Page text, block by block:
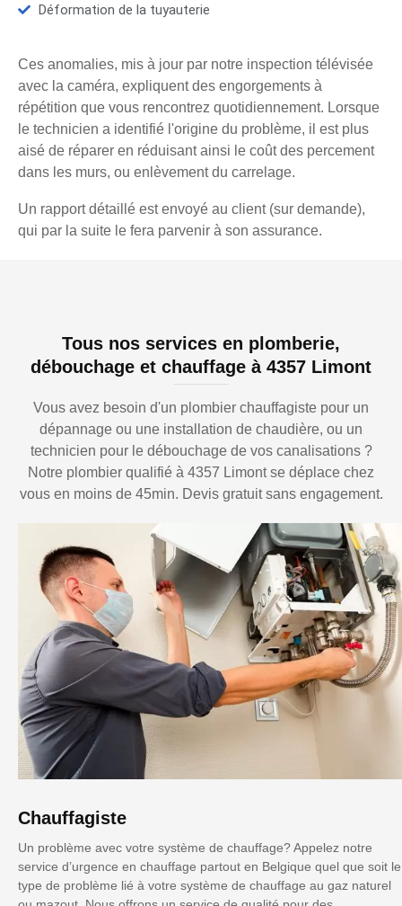
Déformation de la tuyauterie
Ces anomalies, mis à jour par notre inspection télévisée
avec la caméra, expliquent des engorgements à
répétition que vous rencontrez quotidiennement. Lorsque
le technicien a identifié l'origine du problème, il est plus
aisé de réparer en réduisant ainsi le coût des percement
dans les murs, ou enlèvement du carrelage.
Un rapport détaillé est envoyé au client (sur demande),
qui par la suite le fera parvenir à son assurance.
Tous nos services en plomberie,
débouchage et chauffage à 4357 Limont
Vous avez besoin d'un plombier chauffagiste pour un
dépannage ou une installation de chaudière, ou un
technicien pour le débouchage de vos canalisations ?
Notre plombier qualifié à 4357 Limont se déplace chez
vous en moins de 45min. Devis gratuit sans engagement.
Chauffagiste
Un problème avec votre système de chauffage? Appelez notre
service d’urgence en chauffage partout en Belgique quel que soit le
type de problème lié à votre système de chauffage au gaz naturel